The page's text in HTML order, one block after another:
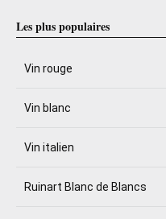
Les plus populaires
Vin rouge
Vin blanc
Vin italien
Ruinart Blanc de Blancs